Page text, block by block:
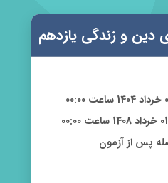
دین و زندگی یازدهم
پس از آزمون